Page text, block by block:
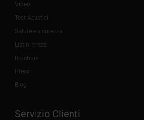
Video
Test Acustici
Salute e sicurezza
Listini prezzi
Brochure
Press
Blog
Servizio Clienti